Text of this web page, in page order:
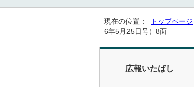
現在の位置： トップページ
6年5月25日号）8面
広報いたばし